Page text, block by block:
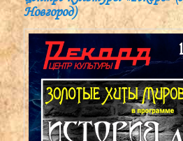
Новгород)